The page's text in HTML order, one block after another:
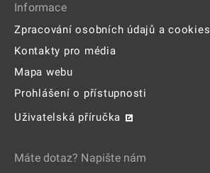
Informace
Zpracování osobních údajů a cookies
Kontakty pro média
Mapa webu
Prohlášení o přístupnosti
Uživatelská příručka
Máte dotaz? Napište nám